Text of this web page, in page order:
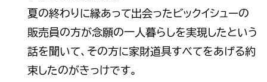
夏の終わりに縁あって出会ったビックイシューの
販売員の方が念願の一人暮らしを実現したという
話を聞いて、その方に家財道具すべてをあげる約
束したのがきっけです。